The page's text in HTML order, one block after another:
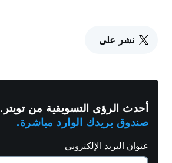
نشر على
أحدث الرؤى التسويقية من تويتر.
صندوق بريدك الوارد مباشرة.
عنوان البريد الإلكتروني